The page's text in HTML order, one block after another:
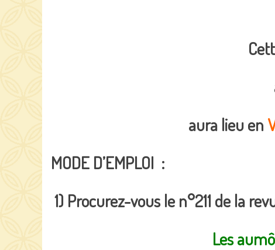
aura lieu en
MODE D’EMPLOI :
1) Procurez-vous le n°211 de la
Les